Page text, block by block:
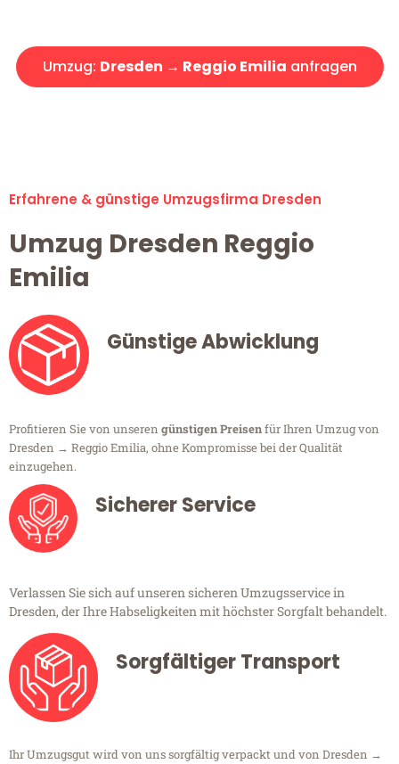
Umzug: Dresden → Reggio Emilia anfragen
Erfahrene & günstige Umzugsfirma Dresden
Umzug Dresden Reggio
Emilia
Günstige Abwicklung
Profitieren Sie von unseren günstigen Preisenfür Ihren Umzug von
Dresden → Reggio Emilia, ohne Kompromisse bei der Qualität
einzugehen.
Sicherer Service
Verlassen Sie sich auf unseren sicheren Umzugsservice in
Dresden, der Ihre Habseligkeiten mit höchster Sorgfalt behandelt.
Sorgfältiger Transport
Ihr Umzugsgut wird von uns sorgfältig verpackt und von Dresden →